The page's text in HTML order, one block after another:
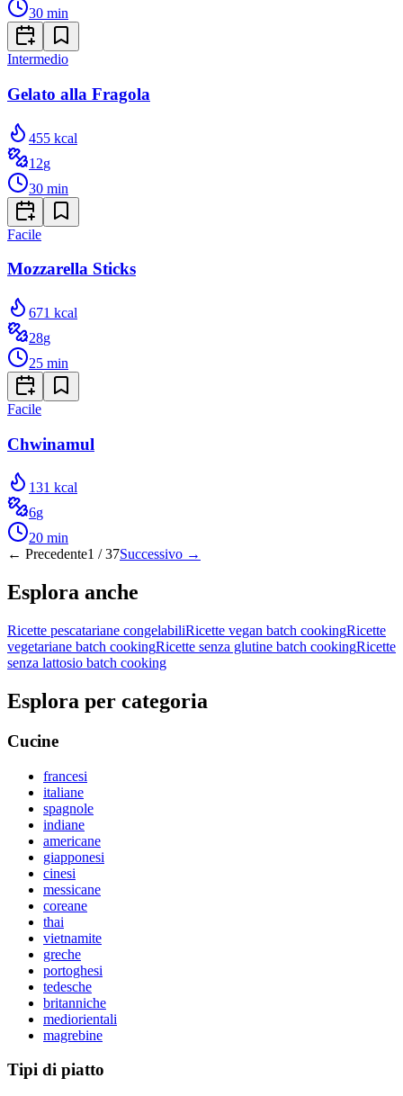
30 min
Intermedio
Gelato alla Fragola
455 kcal
12g
30 min
Facile
Mozzarella Sticks
671 kcal
28g
25 min
Facile
Chwinamul
131 kcal
6g
20 min
← Precedente1 /37Successivo →
Esplora anche
Ricette pescatariane congelabiliRicette vegan batch cookingRicette
vegetariane batch cookingRicette senza glutine batch cookingRicette
senza lattosio batch cooking
Esplora per categoria
Cucine
francesi
italiane
spagnole
indiane
americane
giapponesi
cinesi
messicane
coreane
thai
vietnamite
greche
portoghesi
tedesche
britanniche
mediorientali
magrebine
Tipi di piatto